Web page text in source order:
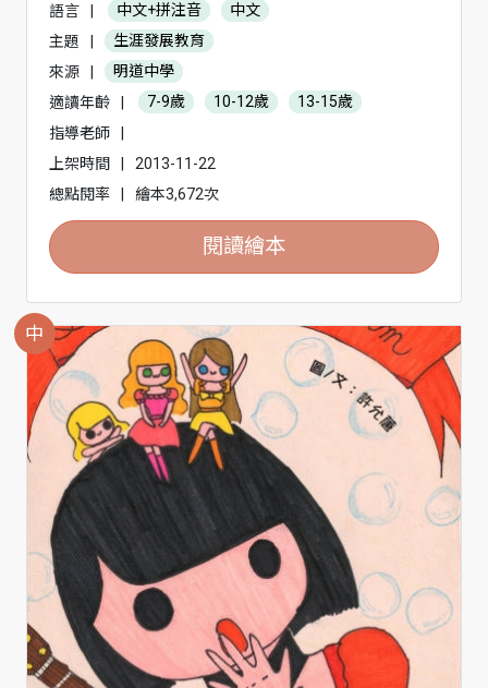
語言 | 中文+拼注音
中文
主題
|
生涯發展教育
來源
|
明道中學
適讀年齡
| 7-9歲 10-12歲
13-15歲
指導老師
|
上架時間
|
2013-11-22
總點閱率
| 繪本3,672次
閱讀繪本
中